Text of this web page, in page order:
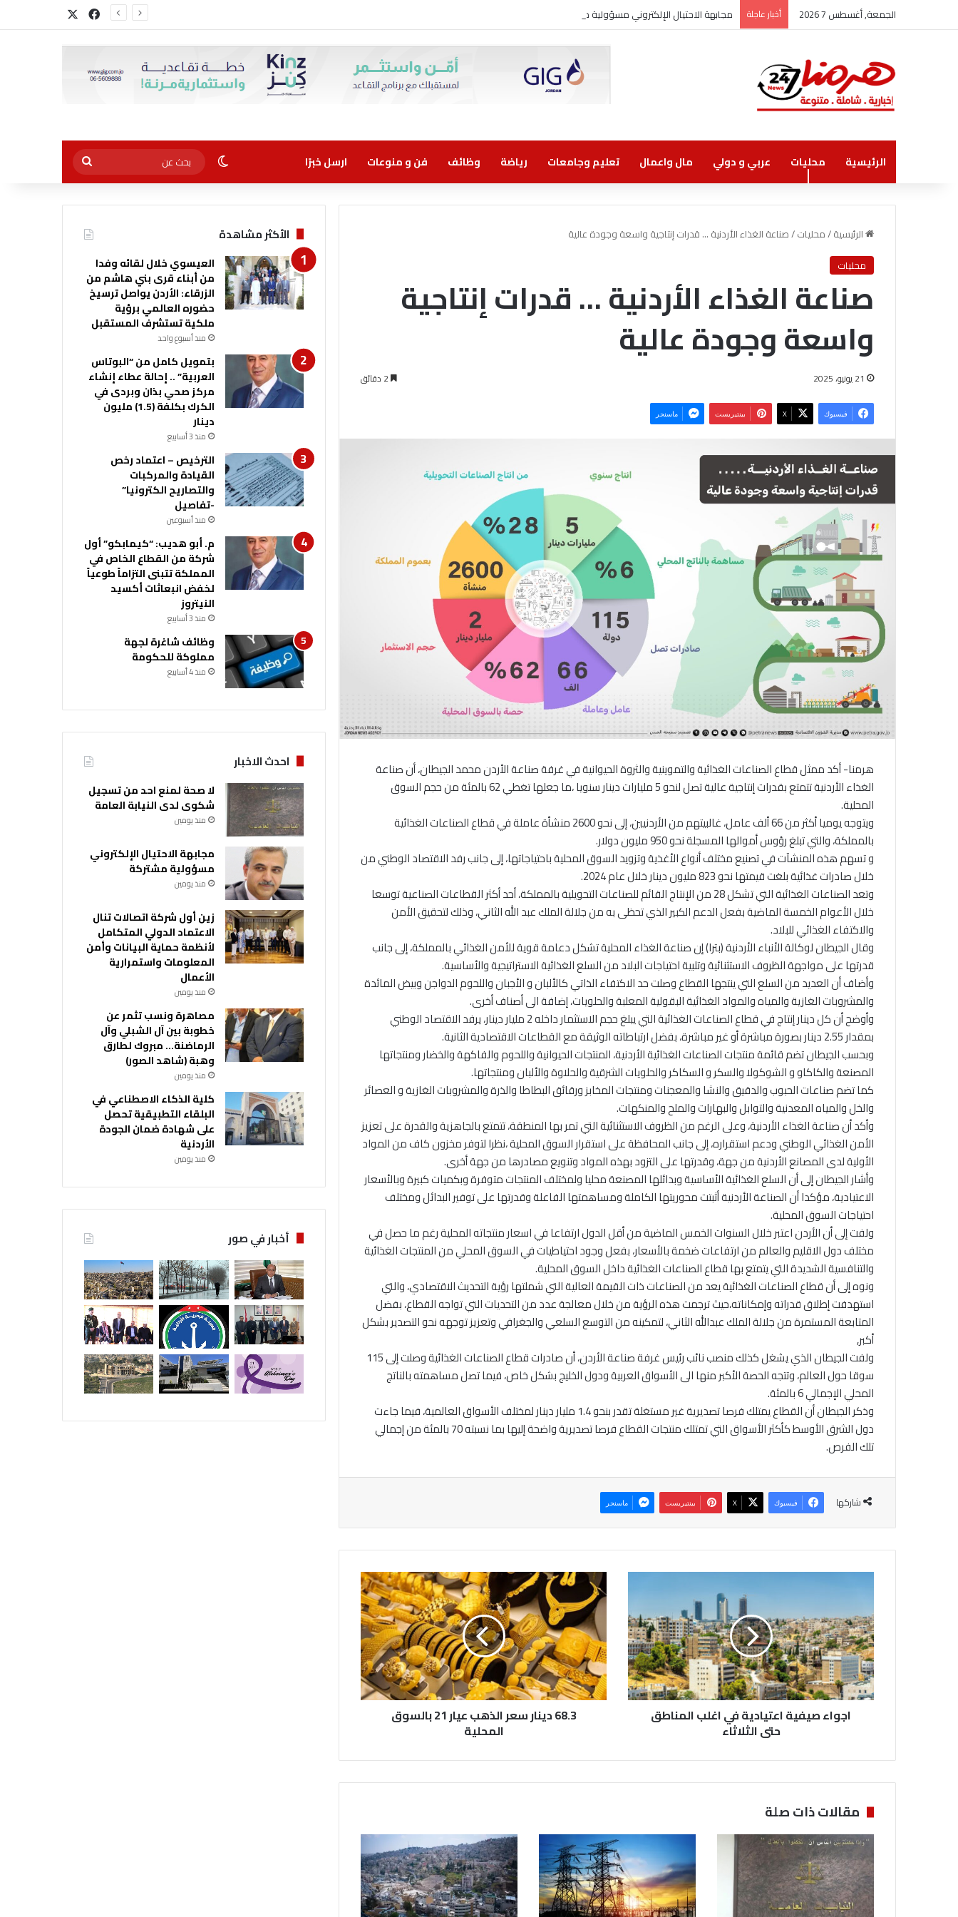
الجمعة, أغسطس 7 2026 أخبار عاجلة مجابهة الاحتيال الإلكتروني مسؤولية مشتركة فيسبوك
الرئيسية محليات عربي و دولي مال واعمال تعليم وجامعات رياضة وظائف فن و منوعات ارسل خبرًا الوضع المظلم
بحث
عن
الرئيسية/محليات/صناعة الغذاء الأردنية … قدرات إنتاجية واسعة وجودة عالية
محليات
صناعة الغذاء الأردنية … قدرات إنتاجية
واسعة وجودة عالية
21 يونيو، 2025
فيسبوك ‫X بينتيريست ماسنجر
هرمنا- أكد ممثل قطاع الصناعات الغذائية والتموينية والثروة الحيوانية في غرفة صناعة الأردن محمد الجيطان، أن صناعة
الغذاء الأردنية تتمتع بقدرات إنتاجية عالية تصل لنحو 5 مليارات دينار سنويا ،ما جعلها تغطي 62 بالمئة من حجم السوق
المحلية.
ويتوجه يوميا أكثر من 66 ألف عامل، غالبيتهم من الأردنيين، إلى نحو 2600 منشأة عاملة في قطاع الصناعات الغذائية
بالمملكة، والتي تبلغ رؤوس أموالها المسجلة نحو 950 مليون دولار.
و تسهم هذه المنشآت في تصنيع مختلف أنواع الأغذية وتزويد السوق المحلية باحتياجاتها، إلى جانب رفد الاقتصاد الوطني من
خلال صادرات غذائية بلغت قيمتها نحو 823 مليون دينار خلال عام 2024.
وتعد الصناعات الغذائية التي تشكل 28 من الإنتاج القائم للصناعات التحويلية بالمملكة، أحد أكثر القطاعات الصناعية توسعا
خلال الأعوام الخمسة الماضية بفعل الدعم الكبير الذي تحظى به من جلالة الملك عبد الله الثاني، وذلك لتحقيق الأمن
والاكتفاء الغذائي للبلاد.
وقال الجيطان لوكالة الأنباء الأردنية (بترا) إن صناعة الغذاء المحلية تشكل دعامة قوية للأمن الغذائي بالمملكة، إلى جانب
قدرتها على مواجهة الظروف الاستثنائية وتلبية احتياجات البلاد من السلع الغذائية الاستراتيجية والأساسية.
وأضاف أن العديد من السلع التي ينتجها القطاع وصلت حد الاكتفاء الذاتي كالألبان و الأجبان واللحوم الدواجن وبيض المائدة
والمشروبات الغازية والمياه والمواد الغذائية البقولية المعلبة والحلويات، إضافة الى أصناف أخرى.
وأوضح أن كل دينار إنتاج في قطاع الصناعات الغذائية التي يبلغ حجم الاستثمار داخله 2 مليار دينار، يرفد الاقتصاد الوطني
بمقدار 2.55 دينار بصورة مباشرة أو غير مباشرة، بفضل ارتباطاته الوثيقة مع القطاعات الاقتصادية الثانية.
وبحسب الجيطان تضم قائمة منتجات الصناعات الغذائية الأردنية، المنتجات الحيوانية واللحوم والفاكهة والخضار ومنتجاتها
المصنعة والكاكاو و الشوكولا والسكر و السكاكر والحلويات الشرقية والحلاوة والألبان ومنتجاتها.
كما تضم صناعات الحبوب والدقيق والنشا والمعجنات ومنتجات المخابز ورقائق البطاطا والذرة والمشروبات الغازية و العصائر
والخل والمياه المعدنية والتوابل والبهارات والملح والمنكهات.
وأكد أن صناعة الغذاء الأردنية، وعلى الرغم من الظروف الاستثنائية التي تمر بها المنطقة، تتمتع بالجاهزية والقدرة على تعزيز
الأمن الغذائي الوطني ودعم استقراره، إلى جانب المحافظة على استقرار السوق المحلية ،نظرا لتوفر مخزون كاف من المواد
الأولية لدى المصانع الأردنية من جهة، وقدرتها على التزود بهذه المواد وتنويع مصادرها من جهة أخرى.
وأشار الجيطان إلى أن السلع الغذائية الأساسية وبدائلها المصنعة محليا ولمختلف المنتجات متوفرة وبكميات كبيرة وبالأسعار
الاعتيادية، مؤكدا أن الصناعة الأردنية أثبتت محوريتها الكاملة ومساهمتها الفاعلة وقدرتها على توفير البدائل ومختلف
احتياجات السوق المحلية.
ولفت إلى أن الأردن اعتبر خلال السنوات الخمس الماضية من أقل الدول ارتفاعا في اسعار منتجاته المحلية رغم ما حصل في
مختلف دول الاقليم والعالم من ارتفاعات ضخمة بالأسعار، بفعل وجود احتياطيات في السوق المحلي من المنتجات الغذائية
والتنافسية الشديدة التي يتمتع بها قطاع الصناعات الغذائية داخل السوق المحلية.
ونوه إلى أن قطاع الصناعات الغذائية يعد من الصناعات ذات القيمة العالية التي شملتها رؤية التحديث الاقتصادي، والتي
استهدفت إطلاق قدراته وإمكاناته،حيث ترجمت هذه الرؤية من خلال معالجة عدد من التحديات التي تواجه القطاع، بفضل
المتابعة المستمرة من جلالة الملك عبدالله الثاني، لتمكينه من التوسع السلعي والجغرافي وتعزيز توجهه نحو التصدير بشكل
أكبر,
ولفت الجيطان الذي يشغل كذلك منصب نائب رئيس غرفة صناعة الأردن، أن صادرات قطاع الصناعات الغذائية وصلت إلى 115
سوقا حول العالم، وتتجه الحصة الأكبر منها الى الأسواق العربية ودول الخليج بشكل خاص، فيما تصل مساهمته بالناتج
المحلي الإجمالي 6 بالمئة.
وذكر الجيطان أن القطاع يمتلك فرصا تصديرية غير مستغلة تقدر بنحو 1.4 مليار دينار لمختلف الأسواق العالمية، فيما جاءت
دول الشرق الأوسط كأكثر الأسواق التي تمتلك منتجات القطاع فرصا تصديرية واضحة إليها بما نسبته 70 بالمئة من إجمالي
تلك الفرص.
شاركها فيسبوك ‫X بينتيريست ماسنجر
و
ا
ء
ص
ي
ف
ي
ت
د
ي
ة
ي
ا
غ
ل
اجواء صيفية اعتيادية في اغلب المناطق
حتى الثلاثاء
6
8
د
ي
ن
ا
ر
ا
ع
ي
ا
ر
2
1
68.3 دينار سعر الذهب عيار 21 بالسوق
المحلية
مقالات ذات صلة
الأكثر مشاهدة
العيسوي خلال لقائه وفدا
من أبناء قرى بني هاشم من
الزرقاء: الأردن يواصل ترسيخ
حضوره العالمي برؤية
ملكية تستشرف المستقبل
منذ أسبوع واحد
بتمويل كامل من “البوتاس
العربية” .. إحالة عطاء إنشاء
مركز صحي بذان وبردى في
الكرك بكلفة (1.5) مليون
دينار
منذ 3 أسابيع
الترخيص – اعتماد رخص
القيادة والمركبات
والتصاريح الكترونيا”
-تفاصيل
منذ أسبوعين
م. أبو هديب: “كيمابكو” أول
شركة من القطاع الخاص في
المملكة تتبنى التزاماً طوعياً
لخفض انبعاثات أكسيد
النيتروز
منذ 3 أسابيع
وظائف شاغرة لجهة
مملوكة للحكومة
منذ 4 أسابيع
احدث الاخبار
لا صحة لمنع احد من تسجيل
شكوى لدى النيابة العامة
منذ يومين
مجابهة الاحتيال الإلكتروني
مسؤولية مشتركة
منذ يومين
زين أول شركة اتصالات تنال
الاعتماد الدولي المتكامل
لأنظمة حماية البيانات وأمن
المعلومات واستمرارية
الأعمال
منذ يومين
مصاهرة ونسب تثمر عن
خطوبة بين آل الشبلي وآل
الرماضنة… مبروك لطارق
وهبة (شاهد الصور)
منذ يومين
كلية الذكاء الاصطناعي في
البلقاء التطبيقية تحصل
على شهادة ضمان الجودة
الأردنية
منذ يومين
أخبار في صور